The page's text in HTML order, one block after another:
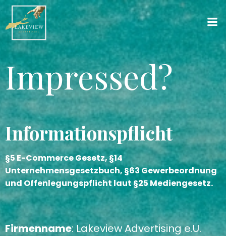
Skip
to
content
Impressed?
Informationspflicht
§5 E-Commerce Gesetz, §14
Unternehmensgesetzbuch, §63 Gewerbeordnung
und Offenlegungspflicht laut §25 Mediengesetz.
Firmenname: Lakeview Advertising e.U.